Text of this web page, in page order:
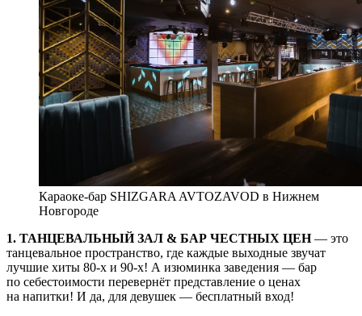
Караоке-бар SHIZGARA AVTOZAVOD в Нижнем
Новгороде
1. ТАНЦЕВАЛЬНЫЙ ЗАЛ & БАР ЧЕСТНЫХ ЦЕН— это
танцевальное пространство, где каждые выходные звучат
лучшие хиты 80-х и 90-х! А изюминка заведения — бар
по себестоимости перевернёт представление о ценах
на напитки! И да, для девушек — бесплатный вход!